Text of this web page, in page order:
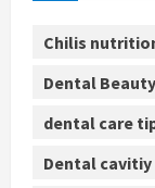
Chilis
Dental Beauty
dental care
Dental cavitiy